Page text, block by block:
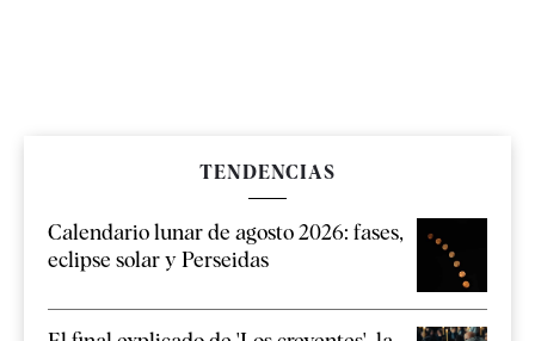
TENDENCIAS
Calendario lunar de agosto 2026: fases,
eclipse solar y Perseidas